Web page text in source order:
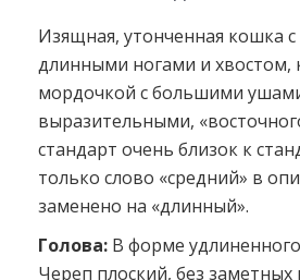
Изящная, утонченная кошка
длинными ногами и хвостом,
мордочкой с большими
выразительными,
стандарт очень близок к
только слово «средний» в
заменено на «длинный».
Голова: В форме
Череп плоский, без заметных